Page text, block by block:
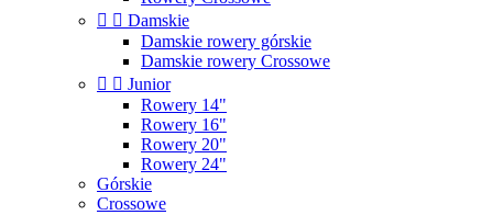
  Damskie
Damskie rowery górskie
Damskie rowery Crossowe
  Junior
Rowery 14"
Rowery 16"
Rowery 20"
Rowery 24"
Górskie
Crossowe